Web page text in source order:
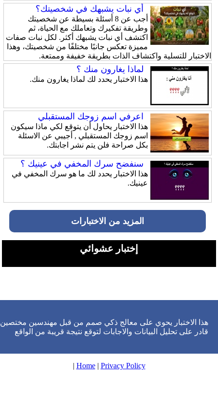
أي نبات يشبهك في شخصيتك؟
أجب عن 8 أسئلة بسيطة عن شخصيتك
وطريقة تفكيرك وتعاملك مع الحياة، ثم
اكتشف أي نبات يشبهك أكثر. لكل نبات صفات
مميزة تعكس جانبًا مختلفًا من شخصيتك، وهذا
الاختبار للتسلية واكتشاف الذات بطريقة خفيفة وممتعة.
لماذا يغارون منك ؟
هذا الاختبار يحدد لك لماذا يغارون منك.
اعرفي اسم زوجك المستقبلي
هذا الاختبار يحاول أن يتوقع لكي ماذا سيكون
اسم زوجك المستقبلي , أجيبي عن الاسئلة
بكل صراحة فلن يتم نشر اجابتك.
سنفضح سرك المخفي في عينيك ؟
هذا الاختبار يحدد لك ما هو سرك المخفي في
عينيك.
المزيد من الاختبارات
إختبار عشوائي
هذا الاختبار يحوي على معالج ذكي صمم من قبل مهندسين مختصين
قادر على تحليل البيانات والاجابات لتوقع نتيجة قريبة من الواقع
Home| Privacy Policy
|